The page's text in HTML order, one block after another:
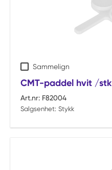
Sammelign
CMT-paddel hvit /stk
Art.nr: F82004
Salgsenhet: Stykk